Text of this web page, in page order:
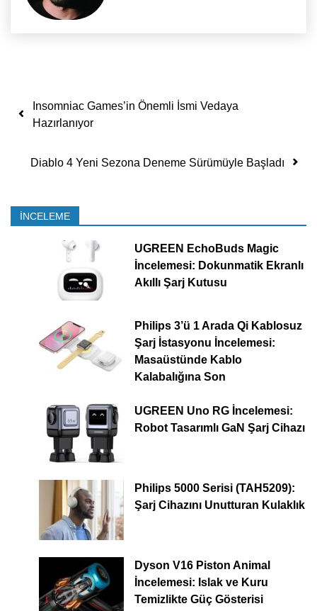
Yazı dolaşımı
Insomniac Games’in Önemli İsmi Vedaya
Hazırlanıyor
Diablo 4 Yeni Sezona Deneme Sürümüyle Başladı
İNCELEME
UGREEN EchoBuds Magic
İncelemesi: Dokunmatik Ekranlı
Akıllı Şarj Kutusu
Philips 3’ü 1 Arada Qi Kablosuz
Şarj İstasyonu İncelemesi:
Masaüstünde Kablo
Kalabalığına Son
UGREEN Uno RG İncelemesi:
Robot Tasarımlı GaN Şarj Cihazı
Philips 5000 Serisi (TAH5209):
Şarj Cihazını Unutturan Kulaklık
Dyson V16 Piston Animal
İncelemesi: Islak ve Kuru
Temizlikte Güç Gösterisi